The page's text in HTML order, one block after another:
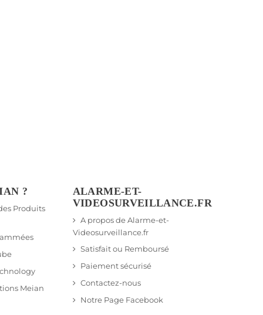
?
Produits
Meian
ALARME-ET-
VIDEOSURVEILLANCE.FR
A propos de Alarme-et-
Videosurveillance.fr
Satisfait ou Remboursé
Paiement sécurisé
Contactez-nous
Notre Page Facebook